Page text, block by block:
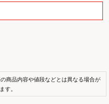
商品内容や値段などとは異なる場合が
す。